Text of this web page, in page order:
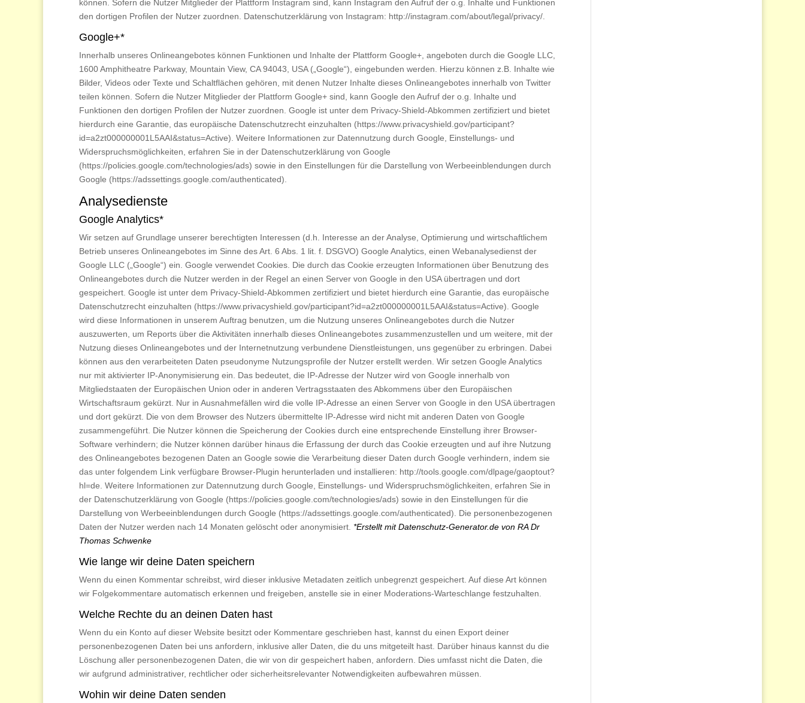
können. Sofern die Nutzer Mitglieder der Plattform Instagram sind, kann Instagram den Aufruf der o.g. Inhalte und Funktionen
den dortigen Profilen der Nutzer zuordnen. Datenschutzerklärung von Instagram: http://instagram.com/about/legal/privacy/.
Google+*
Innerhalb unseres Onlineangebotes können Funktionen und Inhalte der Plattform Google+, angeboten durch die Google LLC,
1600 Amphitheatre Parkway, Mountain View, CA 94043, USA („Google“), eingebunden werden. Hierzu können z.B. Inhalte wie
Bilder, Videos oder Texte und Schaltflächen gehören, mit denen Nutzer Inhalte dieses Onlineangebotes innerhalb von Twitter
teilen können. Sofern die Nutzer Mitglieder der Plattform Google+ sind, kann Google den Aufruf der o.g. Inhalte und
Funktionen den dortigen Profilen der Nutzer zuordnen. Google ist unter dem Privacy-Shield-Abkommen zertifiziert und bietet
hierdurch eine Garantie, das europäische Datenschutzrecht einzuhalten (https://www.privacyshield.gov/participant?
id=a2zt000000001L5AAI&status=Active). Weitere Informationen zur Datennutzung durch Google, Einstellungs- und
Widerspruchsmöglichkeiten, erfahren Sie in der Datenschutzerklärung von Google
(https://policies.google.com/technologies/ads) sowie in den Einstellungen für die Darstellung von Werbeeinblendungen durch
Google (https://adssettings.google.com/authenticated).
Analysedienste
Google Analytics*
Wir setzen auf Grundlage unserer berechtigten Interessen (d.h. Interesse an der Analyse, Optimierung und wirtschaftlichem
Betrieb unseres Onlineangebotes im Sinne des Art. 6 Abs. 1 lit. f. DSGVO) Google Analytics, einen Webanalysedienst der
Google LLC („Google“) ein. Google verwendet Cookies. Die durch das Cookie erzeugten Informationen über Benutzung des
Onlineangebotes durch die Nutzer werden in der Regel an einen Server von Google in den USA übertragen und dort
gespeichert. Google ist unter dem Privacy-Shield-Abkommen zertifiziert und bietet hierdurch eine Garantie, das europäische
Datenschutzrecht einzuhalten (https://www.privacyshield.gov/participant?id=a2zt000000001L5AAI&status=Active). Google
wird diese Informationen in unserem Auftrag benutzen, um die Nutzung unseres Onlineangebotes durch die Nutzer
auszuwerten, um Reports über die Aktivitäten innerhalb dieses Onlineangebotes zusammenzustellen und um weitere, mit der
Nutzung dieses Onlineangebotes und der Internetnutzung verbundene Dienstleistungen, uns gegenüber zu erbringen. Dabei
können aus den verarbeiteten Daten pseudonyme Nutzungsprofile der Nutzer erstellt werden. Wir setzen Google Analytics
nur mit aktivierter IP-Anonymisierung ein. Das bedeutet, die IP-Adresse der Nutzer wird von Google innerhalb von
Mitgliedstaaten der Europäischen Union oder in anderen Vertragsstaaten des Abkommens über den Europäischen
Wirtschaftsraum gekürzt. Nur in Ausnahmefällen wird die volle IP-Adresse an einen Server von Google in den USA übertragen
und dort gekürzt. Die von dem Browser des Nutzers übermittelte IP-Adresse wird nicht mit anderen Daten von Google
zusammengeführt. Die Nutzer können die Speicherung der Cookies durch eine entsprechende Einstellung ihrer Browser-
Software verhindern; die Nutzer können darüber hinaus die Erfassung der durch das Cookie erzeugten und auf ihre Nutzung
des Onlineangebotes bezogenen Daten an Google sowie die Verarbeitung dieser Daten durch Google verhindern, indem sie
das unter folgendem Link verfügbare Browser-Plugin herunterladen und installieren: http://tools.google.com/dlpage/gaoptout?
hl=de. Weitere Informationen zur Datennutzung durch Google, Einstellungs- und Widerspruchsmöglichkeiten, erfahren Sie in
der Datenschutzerklärung von Google (https://policies.google.com/technologies/ads) sowie in den Einstellungen für die
Darstellung von Werbeeinblendungen durch Google (https://adssettings.google.com/authenticated). Die personenbezogenen
Daten der Nutzer werden nach 14 Monaten gelöscht oder anonymisiert. *Erstellt mit Datenschutz-Generator.de von RA Dr
Thomas Schwenke
Wie lange wir deine Daten speichern
Wenn du einen Kommentar schreibst, wird dieser inklusive Metadaten zeitlich unbegrenzt gespeichert. Auf diese Art können
wir Folgekommentare automatisch erkennen und freigeben, anstelle sie in einer Moderations-Warteschlange festzuhalten.
Welche Rechte du an deinen Daten hast
Wenn du ein Konto auf dieser Website besitzt oder Kommentare geschrieben hast, kannst du einen Export deiner
personenbezogenen Daten bei uns anfordern, inklusive aller Daten, die du uns mitgeteilt hast. Darüber hinaus kannst du die
Löschung aller personenbezogenen Daten, die wir von dir gespeichert haben, anfordern. Dies umfasst nicht die Daten, die
wir aufgrund administrativer, rechtlicher oder sicherheitsrelevanter Notwendigkeiten aufbewahren müssen.
Wohin wir deine Daten senden